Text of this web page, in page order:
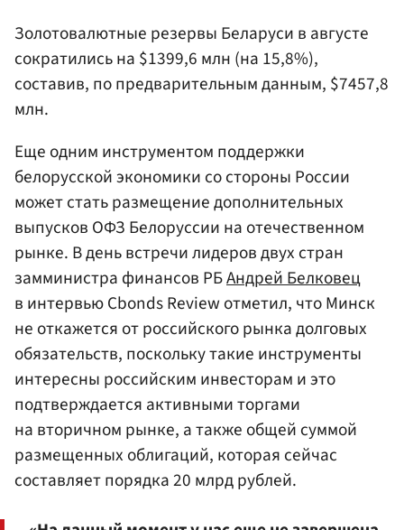
Золотовалютные резервы Беларуси в августе
сократились на $1399,6 млн (на 15,8%),
составив, по предварительным данным, $7457,8
млн.
Еще одним инструментом поддержки
белорусской экономики со стороны России
может стать размещение дополнительных
выпусков ОФЗ Белоруссии на отечественном
рынке. В день встречи лидеров двух стран
замминистра финансов РБАндрей Белковец
в интервью Cbonds Review отметил, что Минск
не откажется от российского рынка долговых
обязательств, поскольку такие инструменты
интересны российским инвесторам и это
подтверждается активными торгами
на вторичном рынке, а также общей суммой
размещенных облигаций, которая сейчас
составляет порядка 20 млрд рублей.